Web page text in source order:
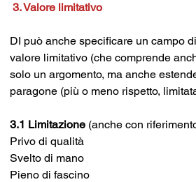
3. Valore limitativo
DI può anche specificare un campo
valore limitativo (che comprende
solo un argomento, ma anche
paragone (più o meno rispetto,
3.1 Limitazione (anche con
Privo di qualità
Svelto di mano